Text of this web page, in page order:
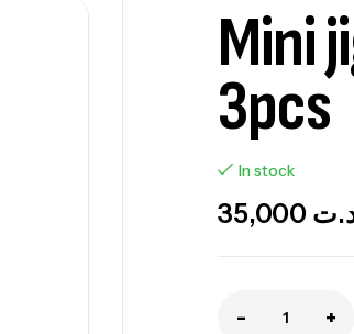
Mini
3pcs
In stock
35,000
- +